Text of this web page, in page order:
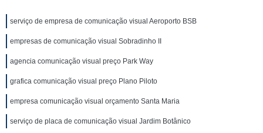
serviço de empresa de comunicação visual Aeroporto BSB
empresas de comunicação visual Sobradinho II
agencia comunicação visual preço Park Way
grafica comunicação visual preço Plano Piloto
empresa comunicação visual orçamento Santa Maria
serviço de placa de comunicação visual Jardim Botânico